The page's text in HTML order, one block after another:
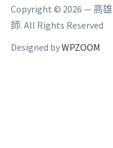
Copyright © 2026 — 高
師. All Rights Reserved
Designed byWPZOOM